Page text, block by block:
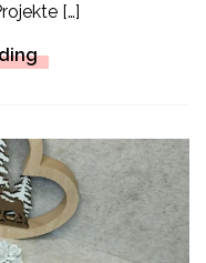
[…]